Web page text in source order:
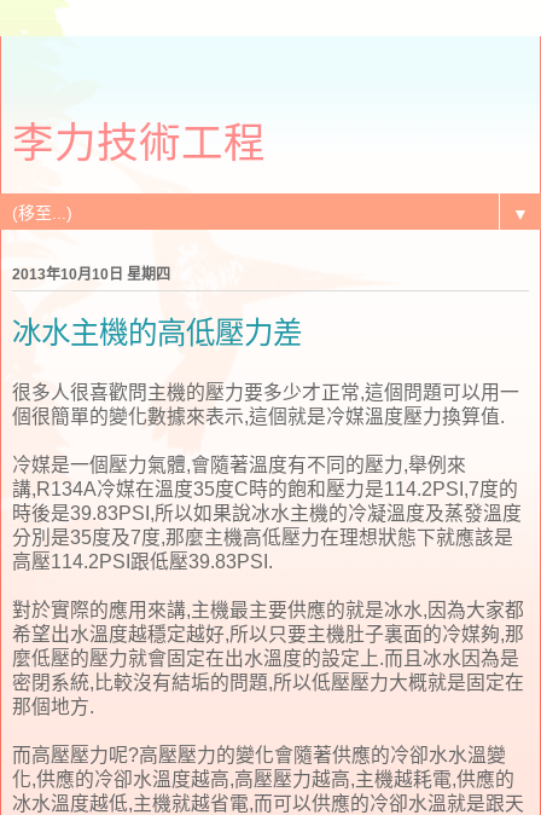
李力技術工程
▼
2013年10月10日 星期四
冰水主機的高低壓力差
很多人很喜歡問主機的壓力要多少才正常,這個問題可以用一
個很簡單的變化數據來表示,這個就是冷媒溫度壓力換算值.
冷媒是一個壓力氣體,會隨著溫度有不同的壓力,舉例來
講,R134A冷媒在溫度35度C時的飽和壓力是114.2PSI,7度的
時後是39.83PSI,所以如果說冰水主機的冷凝溫度及蒸發溫度
分別是35度及7度,那麼主機高低壓力在理想狀態下就應該是
高壓114.2PSI跟低壓39.83PSI.
對於實際的應用來講,主機最主要供應的就是冰水,因為大家都
希望出水溫度越穩定越好,所以只要主機肚子裏面的冷媒夠,那
麼低壓的壓力就會固定在出水溫度的設定上.而且冰水因為是
密閉系統,比較沒有結垢的問題,所以低壓壓力大概就是固定在
那個地方.
而高壓壓力呢?高壓壓力的變化會隨著供應的冷卻水水溫變
化,供應的冷卻水溫度越高,高壓壓力越高,主機越耗電,供應的
冰水溫度越低,主機就越省電,而可以供應的冷卻水溫就是跟天